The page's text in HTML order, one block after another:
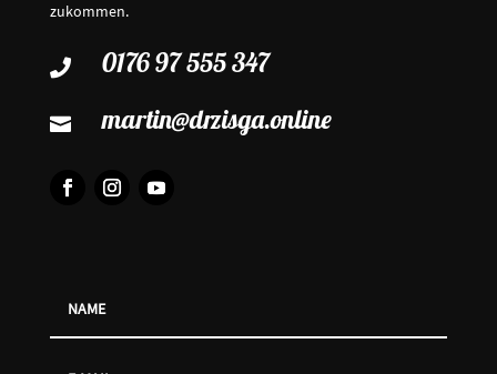
zukommen.
 0176 97 555 347
 martin@drzisga.online